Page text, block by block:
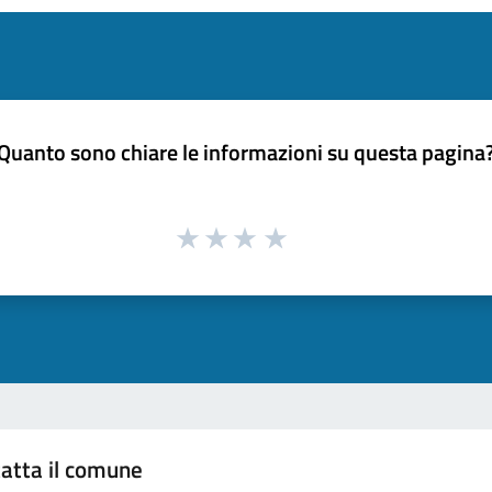
sono chiare le informazioni su questa
il comune